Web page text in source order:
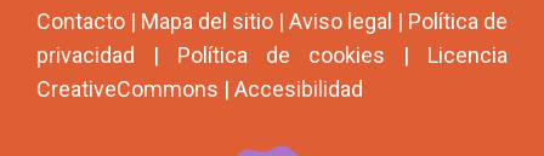
Contacto | Mapa del sitio | Aviso legal | Política de
privacidad | Política de cookies | Licencia
CreativeCommons | Accesibilidad